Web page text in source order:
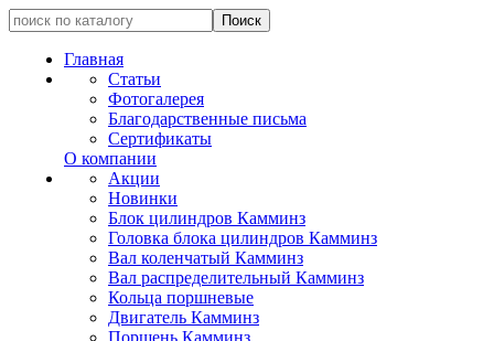
Главная
Статьи
Фотогалерея
Благодарственные письма
Сертификаты
О компании
Акции
Новинки
Блок цилиндров Камминз
Головка блока цилиндров Камминз
Вал коленчатый Камминз
Вал распределительный Камминз
Кольца поршневые
Двигатель Камминз
Поршень Камминз